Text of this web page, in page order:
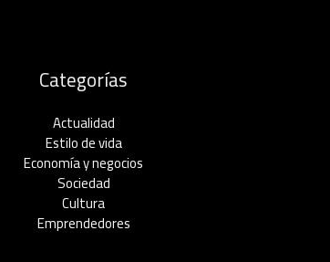
Categorías
Actualidad
Estilo de vida
Economía y negocios​
Sociedad
Cultura
Emprendedores